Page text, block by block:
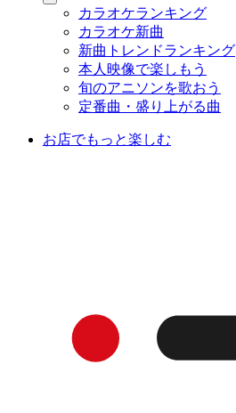
カラオケランキング
カラオケ新曲
新曲トレンドランキング
本人映像で楽しもう
旬のアニソンを歌おう
定番曲・盛り上がる曲
お店でもっと楽しむ